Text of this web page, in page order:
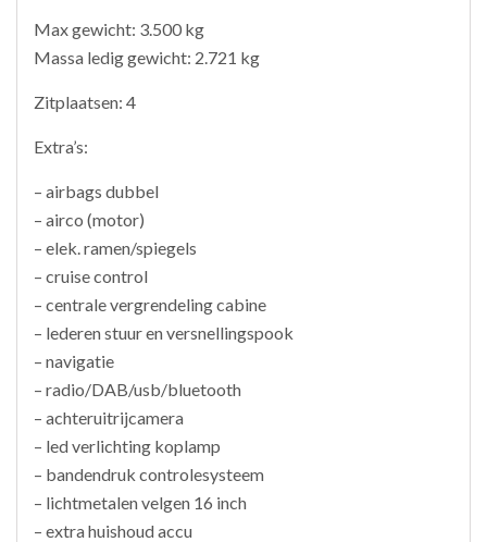
Max gewicht: 3.500 kg
Massa ledig gewicht: 2.721 kg
Zitplaatsen: 4
Extra’s:
– airbags dubbel
– airco (motor)
– elek. ramen/spiegels
– cruise control
– centrale vergrendeling cabine
– lederen stuur en versnellingspook
– navigatie
– radio/DAB/usb/bluetooth
– achteruitrijcamera
– led verlichting koplamp
– bandendruk controlesysteem
– lichtmetalen velgen 16 inch
– extra huishoud accu